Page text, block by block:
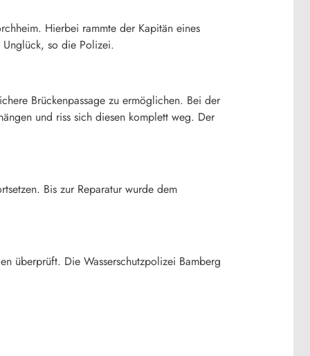
Hierbei rammte der Kapitän eines
Unglück, so die Polizei.
Brückenpassage zu ermöglichen. Bei der
und riss sich diesen komplett weg. Der
Bis zur Reparatur wurde dem
überprüft. Die Wasserschutzpolizei Bamberg